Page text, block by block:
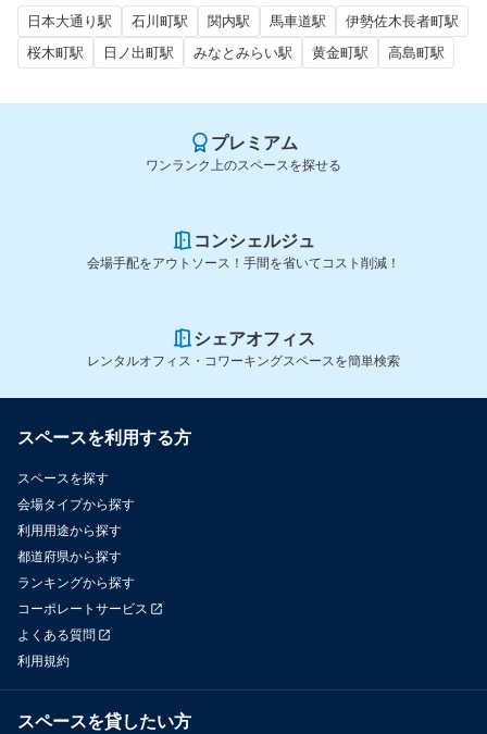
日本大通り駅 石川町駅 関内駅 馬車道駅
伊勢佐木長者町駅
桜木町駅
日ノ出町駅 みなとみらい駅 黄金町駅 高島町駅
プレミアム
ワンランク上のスペースを探せる
コンシェルジュ
会場手配をアウトソース！手間を省いてコスト削減！
シェアオフィス
レンタルオフィス・コワーキングスペースを簡単検索
スペースを利用する方
スペースを探す
会場タイプから探す
利用用途から探す
都道府県から探す
ランキングから探す
コーポレートサービス
よくある質問
利用規約
スペースを貸したい方